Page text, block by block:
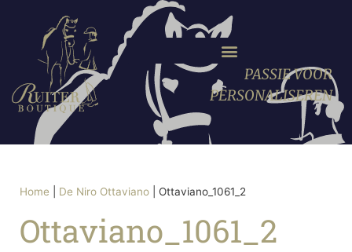
PASSIE VOOR
PERSONALISEREN
Home De Niro Ottaviano Ottaviano_1061_2
Ottaviano_1061_2